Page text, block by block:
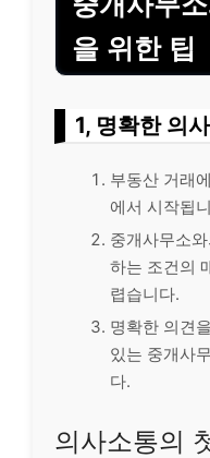
을 위한 팁
1, 명확한 의
부동산 거래
에서 시작됩
중개사무소
하는 조건의
렵습니다.
명확한 의견
있는 중개사
다.
의사소통의